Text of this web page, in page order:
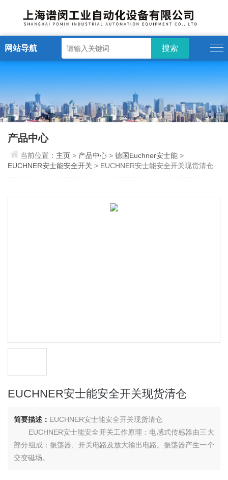
网站导航
产品中心
当前位置： 主页> 产品中心 >德国Euchner安士能 >
EUCHNER安士能安全开关 > EUCHNER安士能安全开关现货清仓
EUCHNER安士能安全开关现货清仓
简要描述： EUCHNER安士能安全开关现货清仓
EUCHNER安士能安全开关工作原理：电感式传感器由三大
部分组成：振荡器、开关电路及放大输出电路。振荡器产生一个
交变磁场。